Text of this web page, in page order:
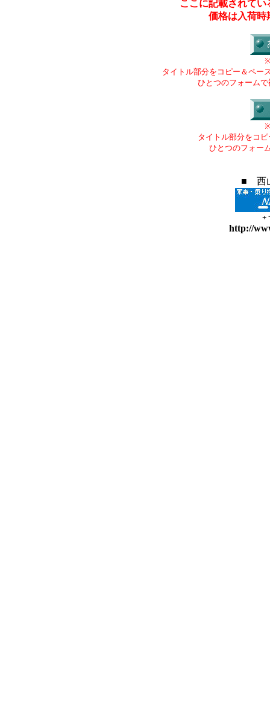
ここに記載されて
価格は入荷時
タイトル部分をコピー＆ペー
ひとつのフォーム
タイトル部分をコ
ひとつのフォー
■ 西
+
http://